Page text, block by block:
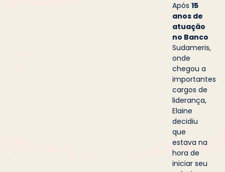
Após15
anos de
atuação
no Banco
Sudameris,
onde
chegou a
importantes
cargos de
liderança,
Elaine
decidiu
que
estava na
hora de
iniciar seu